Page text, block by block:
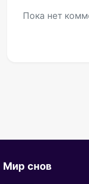
Пока нет
Мир снов